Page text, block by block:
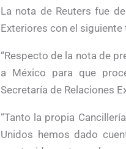
La nota de Reuters fue
Exteriores con el siguiente
“Respecto de la nota de
a México para que
Secretaría de Relaciones
“Tanto la propia
Unidos hemos dado